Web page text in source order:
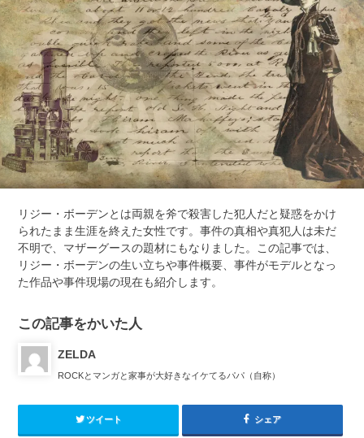
リジー・ボーデンとは両親を斧で殺害した犯人だと疑惑をかけ
られたまま生涯を終えた女性です。事件の真相や真犯人は未だ
不明で、マザーグースの題材にもなりました。この記事では、
リジー・ボーデンの生い立ちや事件概要、事件がモデルとなっ
た作品や事件現場の現在も紹介します。
この記事をかいた人
ZELDA
ROCKとマンガと家事が大好きなイケてるパパ（自称）
ツイート シェア